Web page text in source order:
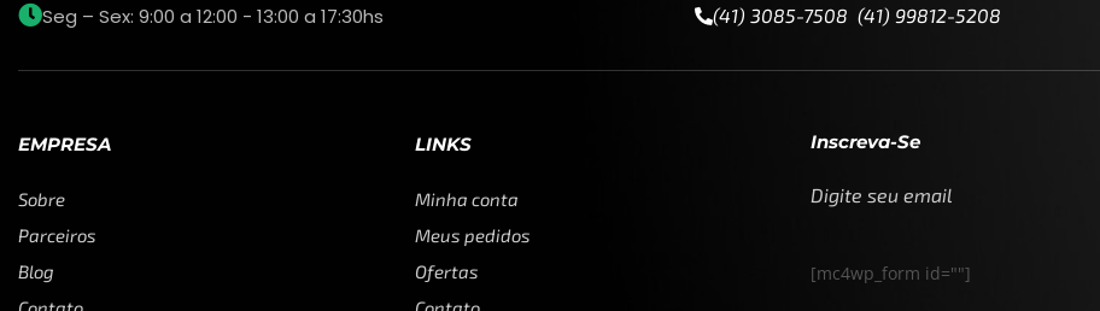
Seg – Sex: 9:00 a 12:00 - 13:00 a 17:30hs (41) 3085-7508 (41) 99812-5208
EMPRESA
Sobre
Parceiros
Blog
LINKS
Minha conta
Meus pedidos
Ofertas
Inscreva-Se
Digite seu email
[mc4wp_form id=""]